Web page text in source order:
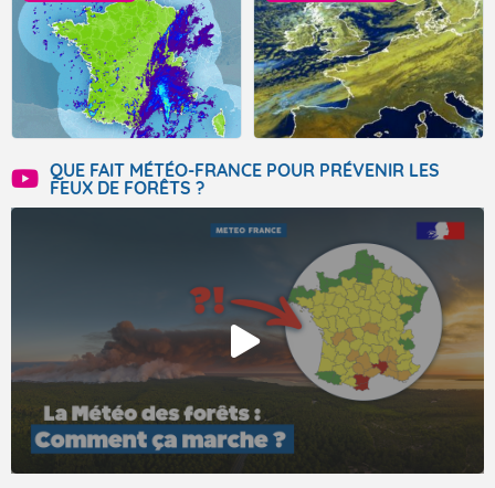
QUE FAIT MÉTÉO-FRANCE POUR PRÉVENIR LES
FEUX DE FORÊTS ?